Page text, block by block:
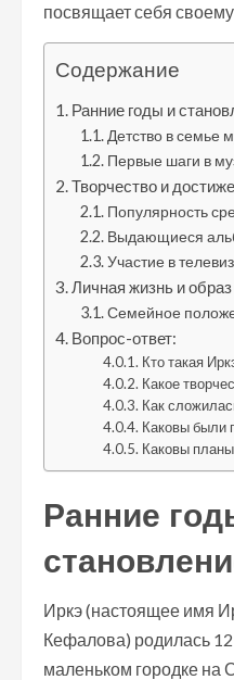
посвящает себя
Содержание
Ранние годы и
Детство в семье
Первые шаги в
Творчество и
Популярность
Выдающиеся
Участие в
Личная жизнь и образ
Семейное
Вопрос-ответ:
Кто такая
Какое
Как
Каковы были
Каковы
Ранние
Иркэ (настоящее имя
Кефалова) родилась
маленьком городке на